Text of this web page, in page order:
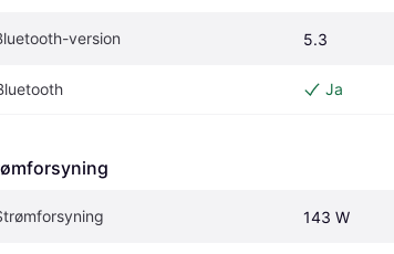
version 5.3
Ja
143 W